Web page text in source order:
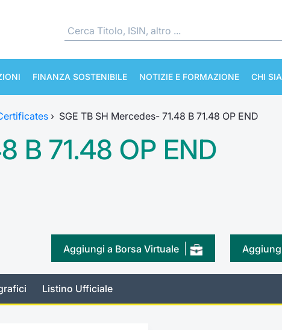
FINANZA SOSTENIBILE NOTIZIE E FORMAZIONE CHI
› SGE TB SH Mercedes- 71.48 B 71.48 OP END
B 71.48 OP END
Aggiungi a Borsa Virtuale
Listino Ufficiale